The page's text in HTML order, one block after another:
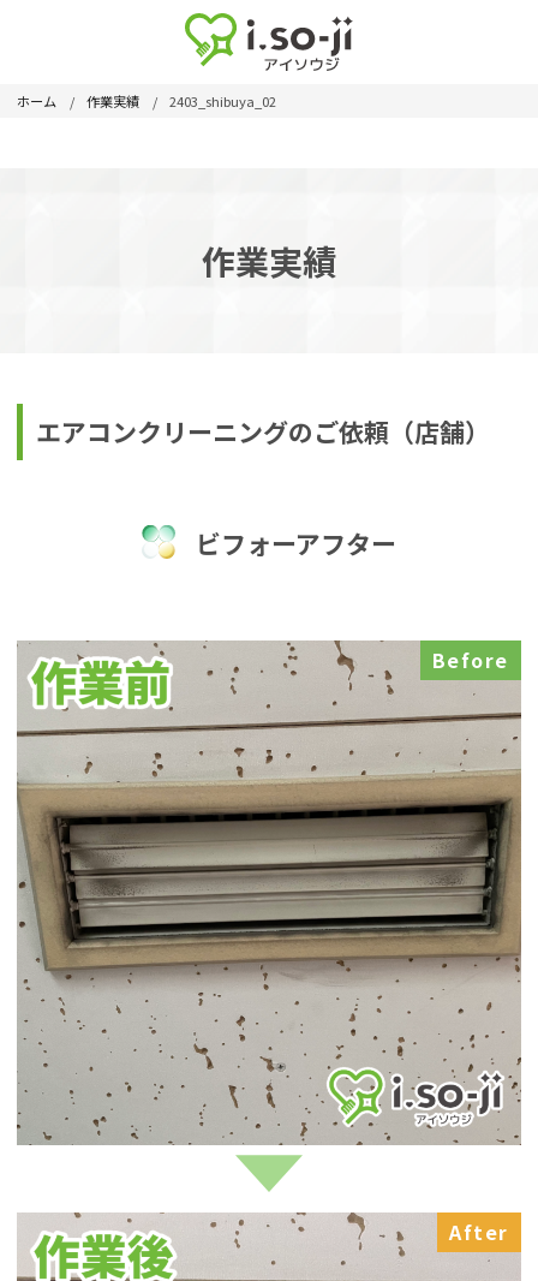
ホーム 作業実績 2403_shibuya_02
作業実績
エアコンクリーニングのご依頼（店舗）
ビフォーアフター
Before
After